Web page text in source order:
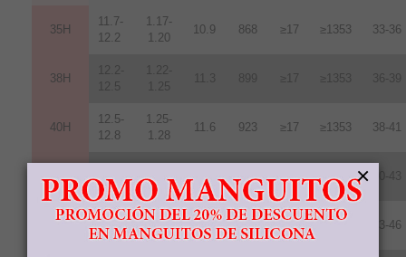
35H
11.7-
12.2
1.17-
1.20
10.9 868 ≥17 ≥1353 33-36
38H
12.2-
12.5
1.22-
1.25
11.3 899 ≥17 ≥1353 36-39
40H
12.5-
12.8
1.25-
1.28
11.6 923 ≥17 ≥1353 38-41
42H
13.2
1.32
12. 955 ≥17 ≥1353 40-43
13.2-
13.6
1.32-
1.36
12.1 963 ≥17 43-46
×